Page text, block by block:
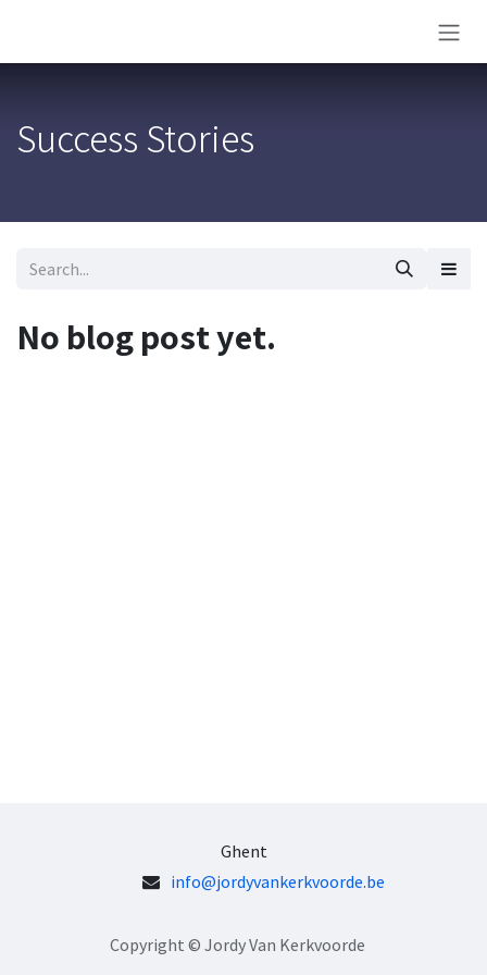
Success Stories
No blog post yet.
Ghent
info@jordyvankerkvoorde.be
Copyright © Jordy Van Kerkvoorde